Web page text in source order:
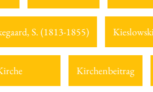
S. (1813-1855)
Kirchenbeitrag